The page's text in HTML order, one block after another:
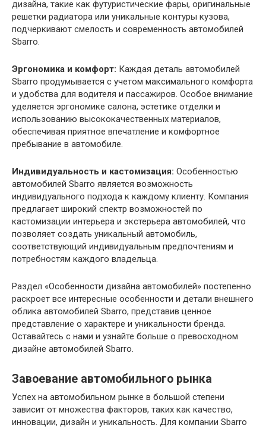
дизайна, такие как футуристические фары, оригинальные
решетки радиатора или уникальные контуры кузова,
подчеркивают смелость и современность автомобилей
Sbarro.
Эргономика и комфорт: Каждая деталь автомобилей
Sbarro продумывается с учетом максимального комфорта
и удобства для водителя и пассажиров. Особое внимание
уделяется эргономике салона, эстетике отделки и
использованию высококачественных материалов,
обеспечивая приятное впечатление и комфортное
пребывание в автомобиле.
Индивидуальность и кастомизация: Особенностью
автомобилей Sbarro является возможность
индивидуального подхода к каждому клиенту. Компания
предлагает широкий спектр возможностей по
кастомизации интерьера и экстерьера автомобилей, что
позволяет создать уникальный автомобиль,
соответствующий индивидуальным предпочтениям и
потребностям каждого владельца.
Раздел «Особенности дизайна автомобилей» постепенно
раскроет все интересные особенности и детали внешнего
облика автомобилей Sbarro, представив ценное
представление о характере и уникальности бренда.
Оставайтесь с нами и узнайте больше о превосходном
дизайне автомобилей Sbarro.
Завоевание автомобильного рынка
Успех на автомобильном рынке в большой степени
зависит от множества факторов, таких как качество,
инновации, дизайн и уникальность. Для компании Sbarro